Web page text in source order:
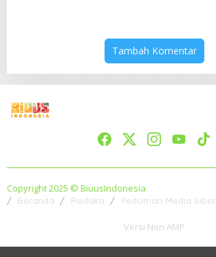
Tambah Komentar
Copyright 2025 © BiuusIndonesia
Beranda Redaksi Pedoman Media Siber
Versi Non AMP